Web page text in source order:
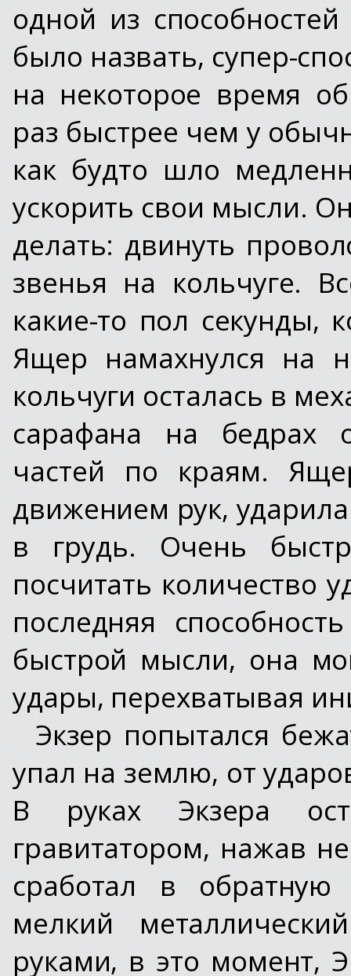
одной из
было назвать, супер-
на некоторое время
раз быстрее чем у
как будто шло
ускорить свои мысли.
делать: двинуть
звенья на кольчуге.
какие-то пол секунды,
Ящер намахнулся на
кольчуги осталась в
сарафана на бедрах
частей по краям.
движением рук,
в грудь. Очень
посчитать количество
последняя
быстрой мысли, она
удары, перехватывая
Экзер попытался
упал на землю, от
В руках Экзера
гравитатором, нажав
сработал в обратную
мелкий
руками, в это момент,